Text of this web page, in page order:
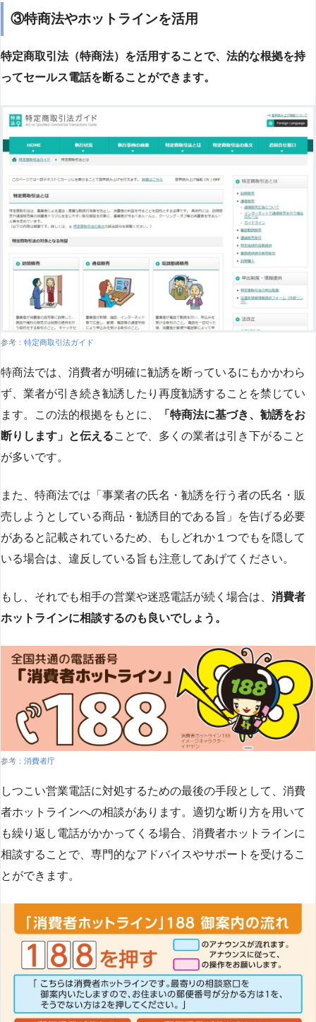
③特商法やホットラインを活用
特定商取引法（特商法）を活用することで、法的な根拠を持
ってセールス電話を断ることができます。
参考： 特定商取引法ガイド
特商法では、消費者が明確に勧誘を断っているにもかかわら
ず、業者が引き続き勧誘したり再度勧誘することを禁じてい
ます。この法的根拠をもとに、
「特商法に基づき、勧誘をお
断りします」と伝えることで、多くの業者は引き下がること
が多いです​​。
また、特商法では「事業者の氏名・勧誘を行う者の氏名・販
売しようとしている商品・勧誘目的である旨」を告げる必要
があると記載されているため、もしどれか１つでもを隠して
いる場合は、違反している旨も注意してあげてください。
もし、それでも相手の営業や迷惑電話が続く場合は、 消費者
ホットラインに相談するのも良いでしょう。
参考： 消費者庁
しつこい営業電話に対処するための最後の手段として、消費
者ホットラインへの相談があります。適切な断り方を用いて
も繰り返し電話がかかってくる場合、消費者ホットラインに
相談することで、専門的なアドバイスやサポートを受けるこ
とができます​​。